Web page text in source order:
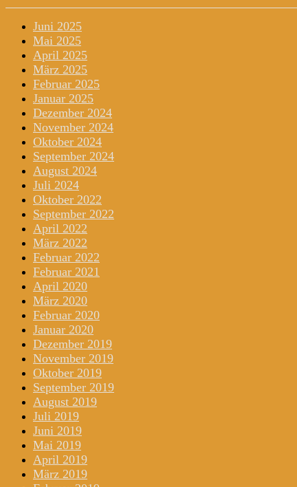
Juni 2025
Mai 2025
April 2025
März 2025
Februar 2025
Januar 2025
Dezember 2024
November 2024
Oktober 2024
September 2024
August 2024
Juli 2024
Oktober 2022
September 2022
April 2022
März 2022
Februar 2022
Februar 2021
April 2020
März 2020
Februar 2020
Januar 2020
Dezember 2019
November 2019
Oktober 2019
September 2019
August 2019
Juli 2019
Juni 2019
Mai 2019
April 2019
März 2019